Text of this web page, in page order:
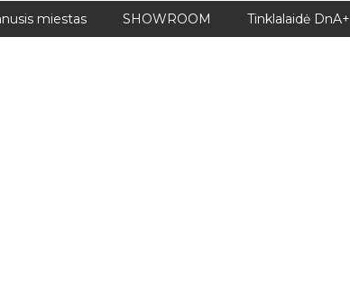
miestas SHOWROOM Tinklalaidė DnA+